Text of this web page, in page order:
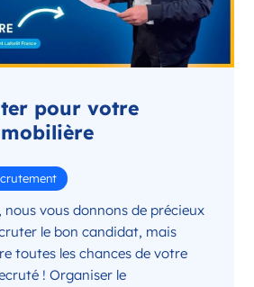
pour votre
vous donnons de précieux
le bon candidat, mais
toutes les chances de votre
! Organiser le